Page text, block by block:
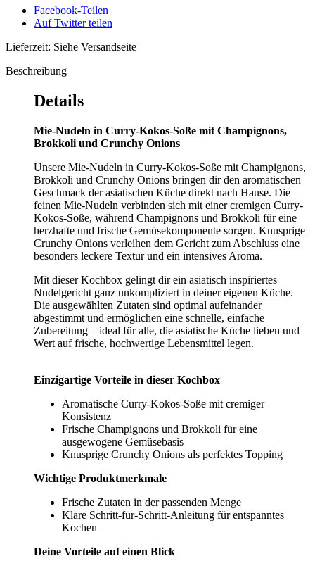
Facebook-Teilen
Auf Twitter teilen
Lieferzeit: Siehe Versandseite
Beschreibung
Details
Mie-Nudeln in Curry-Kokos-Soße mit Champignons,
Brokkoli und Crunchy Onions
Unsere Mie-Nudeln in Curry-Kokos-Soße mit Champignons,
Brokkoli und Crunchy Onions bringen dir den aromatischen
Geschmack der asiatischen Küche direkt nach Hause. Die
feinen Mie-Nudeln verbinden sich mit einer cremigen Curry-
Kokos-Soße, während Champignons und Brokkoli für eine
herzhafte und frische Gemüsekomponente sorgen. Knusprige
Crunchy Onions verleihen dem Gericht zum Abschluss eine
besonders leckere Textur und ein intensives Aroma.
Mit dieser Kochbox gelingt dir ein asiatisch inspiriertes
Nudelgericht ganz unkompliziert in deiner eigenen Küche.
Die ausgewählten Zutaten sind optimal aufeinander
abgestimmt und ermöglichen eine schnelle, einfache
Zubereitung – ideal für alle, die asiatische Küche lieben und
Wert auf frische, hochwertige Lebensmittel legen.
Einzigartige Vorteile in dieser Kochbox
Aromatische Curry-Kokos-Soße mit cremiger
Konsistenz
Frische Champignons und Brokkoli für eine
ausgewogene Gemüsebasis
Knusprige Crunchy Onions als perfektes Topping
Wichtige Produktmerkmale
Frische Zutaten in der passenden Menge
Klare Schritt-für-Schritt-Anleitung für entspanntes
Kochen
Deine Vorteile auf einen Blick